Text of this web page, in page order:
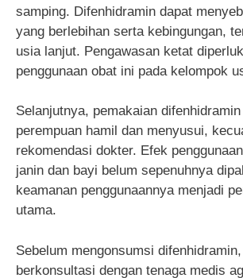
samping. Difenhidramin dapat
yang berlebihan serta kebingungan,
usia lanjut. Pengawasan ketat
penggunaan obat ini pada kelompok
Selanjutnya, pemakaian
perempuan hamil dan menyusui,
rekomendasi dokter. Efek
janin dan bayi belum sepenuhnya
keamanan penggunaannya menjadi
utama.
Sebelum mengonsumsi
berkonsultasi dengan tenaga medis